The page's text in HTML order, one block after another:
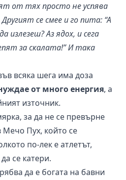
от тях просто не успява
се смее и го пита: “А
излезеш? Аз ядох, и сега
за скалата!” И така
всяка шега има доза
от много енергия, а
източник.
за да не се превърне
Мечо Пух, който се
по-лек е атлетът,
се катери.
да е богата на бавни